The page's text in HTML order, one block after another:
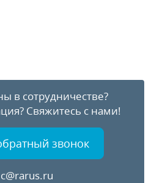
в сотрудничестве?
Свяжитесь с нами!
звонок